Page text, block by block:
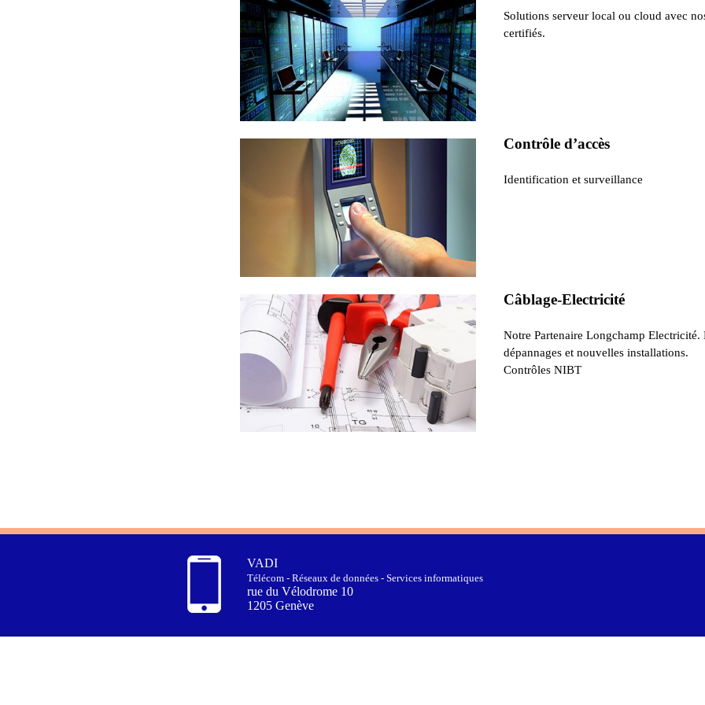
Solutions serveur local ou cloud avec
certifiés.
Contrôle d’accès
Identification et surveillance
Câblage-Electricité
Notre Partenaire Longchamp Electricité.
dépannages et nouvelles installations.
Contrôles NIBT
VADI
Télécom - Réseaux de données - Services informatiques
rue du Vélodrome 10
1205 Genève